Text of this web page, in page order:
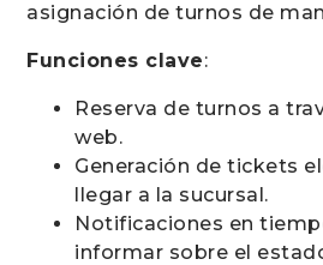
asignación de turnos de
Funciones clave:
Reserva de turnos a
web.
Generación de tickets
llegar a la sucursal.
Notificaciones en
informar sobre el